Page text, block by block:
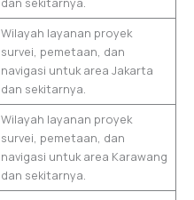
Wilayah layanan proyek
survei, pemetaan, dan
navigasi untuk area Jakarta
dan sekitarnya.
Wilayah layanan proyek
survei, pemetaan, dan
navigasi untuk area Karawang
dan sekitarnya.